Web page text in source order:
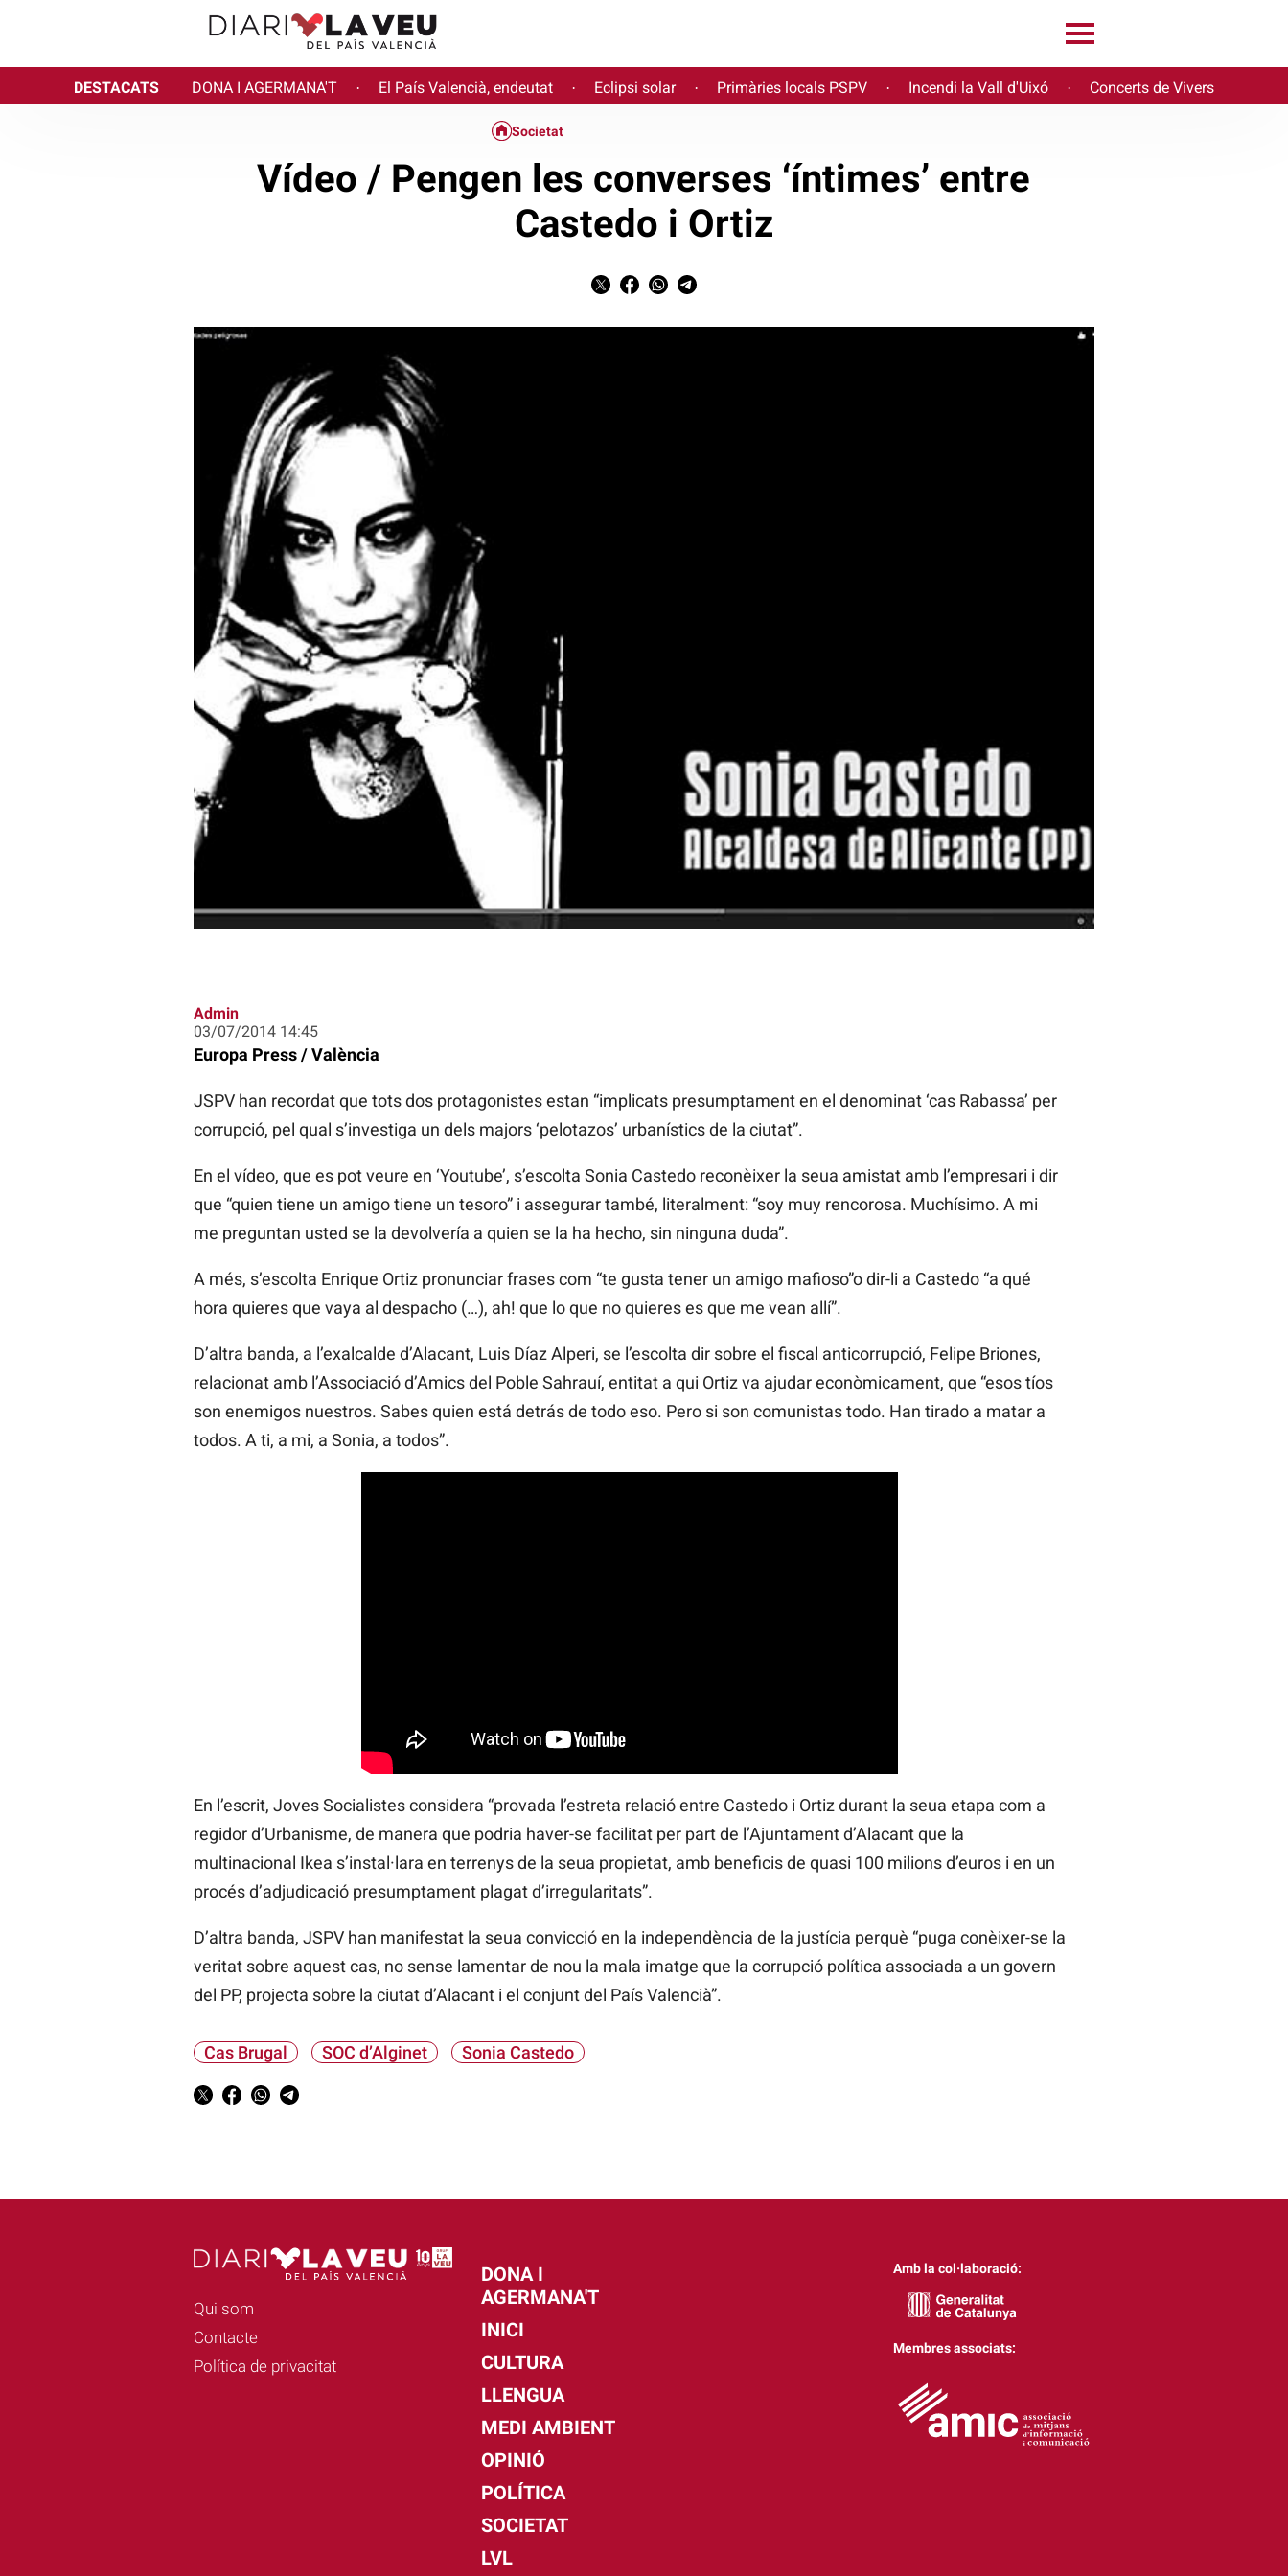
DESTACATS DONA I AGERMANA'T · El País Valencià, endeutat · Eclipsi solar · Primàries locals PSPV · Incendi la Vall d'Uixó · Concerts de Vivers
Societat
Vídeo / Pengen les converses ‘íntimes’ entre
Castedo i Ortiz
Admin
03/07/2014 14:45
Europa Press / València
JSPV han recordat que tots dos protagonistes estan “implicats presumptament en el denominat ‘cas Rabassa’ per
corrupció, pel qual s’investiga un dels majors ‘pelotazos’ urbanístics de la ciutat”.
En el vídeo, que es pot veure en ‘Youtube’, s’escolta Sonia Castedo reconèixer la seua amistat amb l’empresari i dir
que “quien tiene un amigo tiene un tesoro” i assegurar també, literalment: “soy muy rencorosa. Muchísimo. A mi
me preguntan usted se la devolvería a quien se la ha hecho, sin ninguna duda”.
A més, s’escolta Enrique Ortiz pronunciar frases com “te gusta tener un amigo mafioso”o dir-li a Castedo “a qué
hora quieres que vaya al despacho (…), ah! que lo que no quieres es que me vean allí”.
D’altra banda, a l’exalcalde d’Alacant, Luis Díaz Alperi, se l’escolta dir sobre el fiscal anticorrupció, Felipe Briones,
relacionat amb l’Associació d’Amics del Poble Sahrauí, entitat a qui Ortiz va ajudar econòmicament, que “esos tíos
son enemigos nuestros. Sabes quien está detrás de todo eso. Pero si son comunistas todo. Han tirado a matar a
todos. A ti, a mi, a Sonia, a todos”.
En l’escrit, Joves Socialistes considera “provada l’estreta relació entre Castedo i Ortiz durant la seua etapa com a
regidor d’Urbanisme, de manera que podria haver-se facilitat per part de l’Ajuntament d’Alacant que la
multinacional Ikea s’instal·lara en terrenys de la seua propietat, amb beneficis de quasi 100 milions d’euros i en un
procés d’adjudicació presumptament plagat d’irregularitats”.
D’altra banda, JSPV han manifestat la seua convicció en la independència de la justícia perquè “puga conèixer-se la
veritat sobre aquest cas, no sense lamentar de nou la mala imatge que la corrupció política associada a un govern
del PP, projecta sobre la ciutat d’Alacant i el conjunt del País Valencià”.
Cas Brugal SOC d’Alginet Sonia Castedo
Qui som
Contacte
Política de privacitat
DONA I
AGERMANA'T
INICI
CULTURA
LLENGUA
MEDI AMBIENT
OPINIÓ
POLÍTICA
SOCIETAT
LVL
Amb la col·laboració:
Membres associats: